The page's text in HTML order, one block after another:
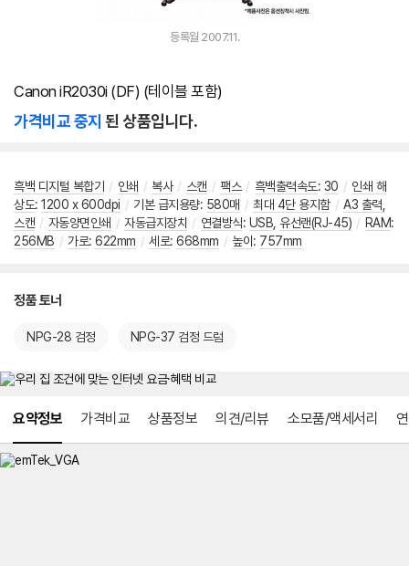
등록월 2007.11.
Canon iR2030i (DF) (테이블 포함)
가격비교 중지 된 상품입니다.
흑백 디지털 복합기 / 인쇄 / 복사 / 스캔 / 팩스 / 흑백출력속도: 30 / 인쇄 해
상도: 1200 x 600dpi / 기본 급지용량: 580매 / 최대 4단 용지함 / A3 출력,
스캔 / 자동양면인쇄 / 자동급지장치 / 연결방식: USB 유선랜(RJ-45) / RAM:
256MB / 가로: 622mm / 세로: 668mm / 높이 : 757mm
정품 토너
NPG-28 검정 NPG-37 검정 드럼
요약정보 가격비교 상품정보 의견/리뷰 소모품/액세서리